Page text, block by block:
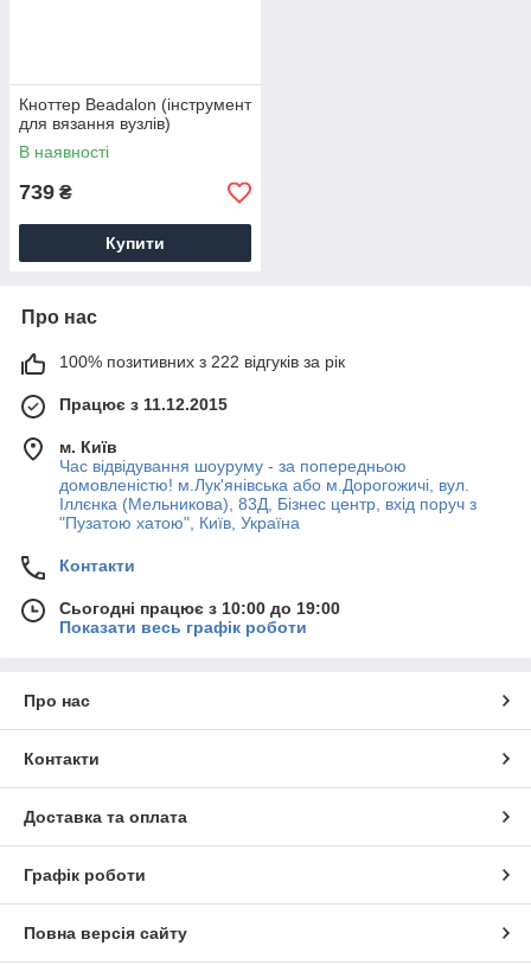
Кноттер Beadalon (інструмент
для вязання вузлів)
В наявності
739 ₴
Купити
Про нас
100% позитивних з 222 відгуків за рік
Працює з 11.12.2015
м. Київ
Час відвідування шоуруму - за попередньою
домовленістю! м.Лук'янівська або м.Дорогожичі, вул.
Іллєнка (Мельникова), 83Д, Бізнес центр, вхід поруч з
"Пузатою хатою", Київ, Україна
Контакти
Сьогодні працює з 10:00 до 19:00
Показати весь графік роботи
Про нас
Контакти
Доставка та оплата
Графік роботи
Повна версія сайту